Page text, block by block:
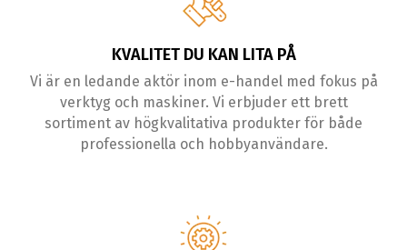
KVALITET DU KAN LITA PÅ
Vi är en ledande aktör inom e-handel med fokus på
verktyg och maskiner. Vi erbjuder ett brett
sortiment av högkvalitativa produkter för både
professionella och hobbyanvändare.